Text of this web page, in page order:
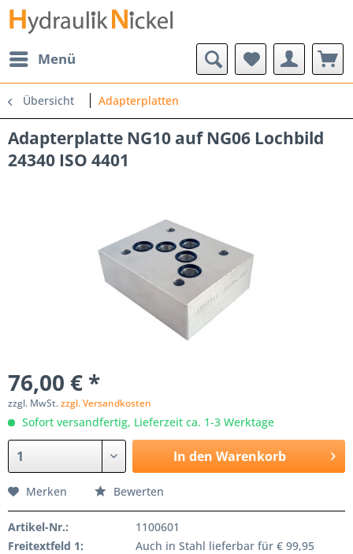
Menü
Übersicht Adapterplatten
Adapterplatte NG10 auf NG06 Lochbild
24340 ISO 4401
76,00 € *
zzgl. MwSt.zzgl. Versandkosten
Sofort versandfertig, Lieferzeit ca. 1-3 Werktage
In den Warenkorb
Merken Bewerten
Artikel-Nr.:
1100601
Freitextfeld 1:
Auch in Stahl lieferbar für € 99,95